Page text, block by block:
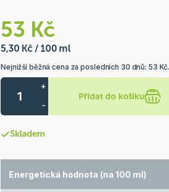
53 Kč
5,30 Kč / 100 ml
Nejnižší běžná cena za posledních 30 dnů: 53
+
-
Přidat do košíku
Skladem
Energetická hodnota (na 100 ml)